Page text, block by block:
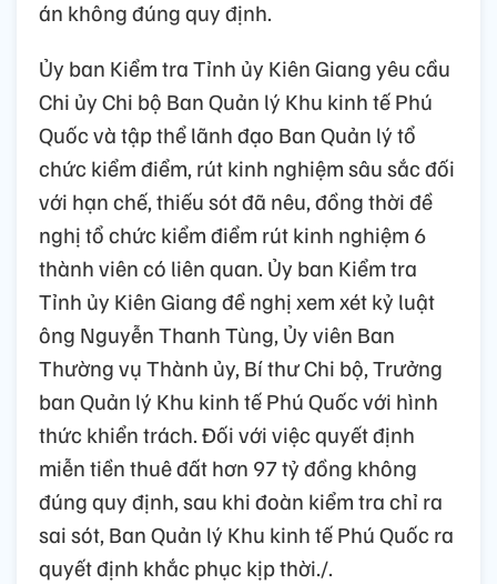
án không đúng quy định.
Ủy ban Kiểm tra Tỉnh ủy Kiên Giang yêu cầu
Chi ủy Chi bộ Ban Quản lý Khu kinh tế Phú
Quốc và tập thể lãnh đạo Ban Quản lý tổ
chức kiểm điểm, rút kinh nghiệm sâu sắc đối
với hạn chế, thiếu sót đã nêu, đồng thời đề
nghị tổ chức kiểm điểm rút kinh nghiệm 6
thành viên có liên quan. Ủy ban Kiểm tra
Tỉnh ủy Kiên Giang đề nghị xem xét kỷ luật
ông Nguyễn Thanh Tùng, Ủy viên Ban
Thường vụ Thành ủy, Bí thư Chi bộ, Trưởng
ban Quản lý Khu kinh tế Phú Quốc với hình
thức khiển trách. Đối với việc quyết định
miễn tiền thuê đất hơn 97 tỷ đồng không
đúng quy định, sau khi đoàn kiểm tra chỉ ra
sai sót, Ban Quản lý Khu kinh tế Phú Quốc ra
quyết định khắc phục kịp thời./.